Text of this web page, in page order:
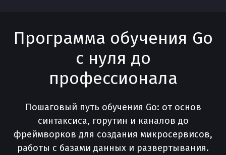
Программа обучения Go
с нуля до
профессионала
Пошаговый путь обучения Go: от основ
синтаксиса, горутин и каналов до
фреймворков для создания микросервисов,
работы с базами данных и развертывания.